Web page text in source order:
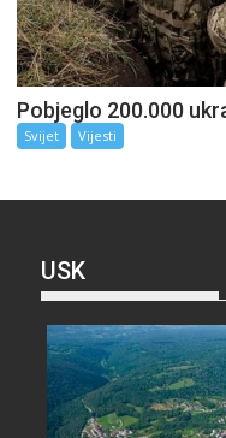
Pobjeglo 200.000
Svijet Vijesti
USK